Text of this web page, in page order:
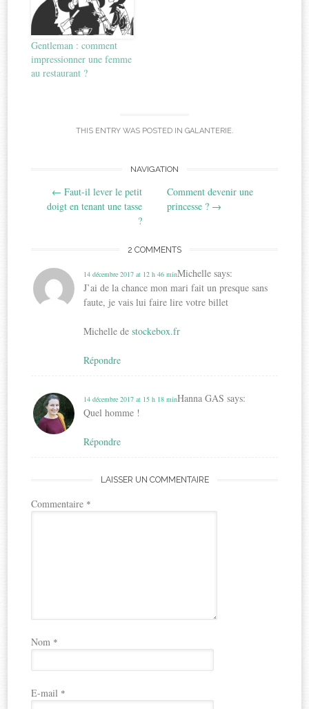
Gentleman : comment
impressionner une femme
au restaurant ?
THIS ENTRY WAS POSTED IN GALANTERIE.
navigation
NAVIGATION
← Faut-il lever le petit
doigt en tenant une tasse
?
Comment devenir une
princesse ? →
2 COMMENTS
Michelle says:
14 décembre 2017 at 12 h 46 min
J’ai de la chance mon mari fait un presque sans
faute, je vais lui faire lire votre billet
Michelle destockebox.fr
Répondre
Hanna GAS says:
14 décembre 2017 at 15 h 18 min
Quel homme !
Répondre
LAISSER UN COMMENTAIRE
Commentaire *
Nom *
E-mail *